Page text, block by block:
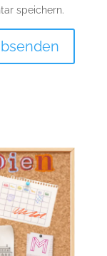
speichern.